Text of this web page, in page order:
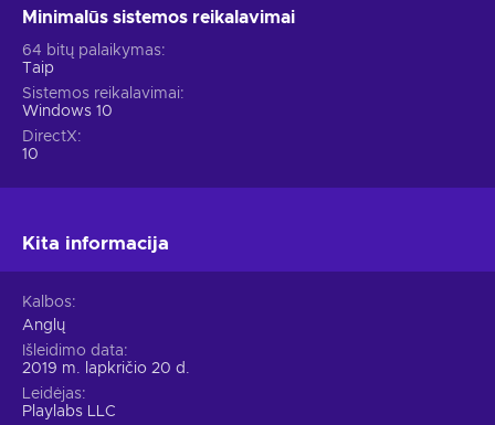
Minimalūs sistemos reikalavimai
64 bitų palaikymas
Taip
Sistemos reikalavimai
Windows 10
DirectX
10
Kita informacija
Kalbos
Anglų
Išleidimo data
2019 m. lapkričio 20 d.
Leidėjas
Playlabs LLC